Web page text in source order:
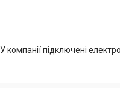
У компанії підключені